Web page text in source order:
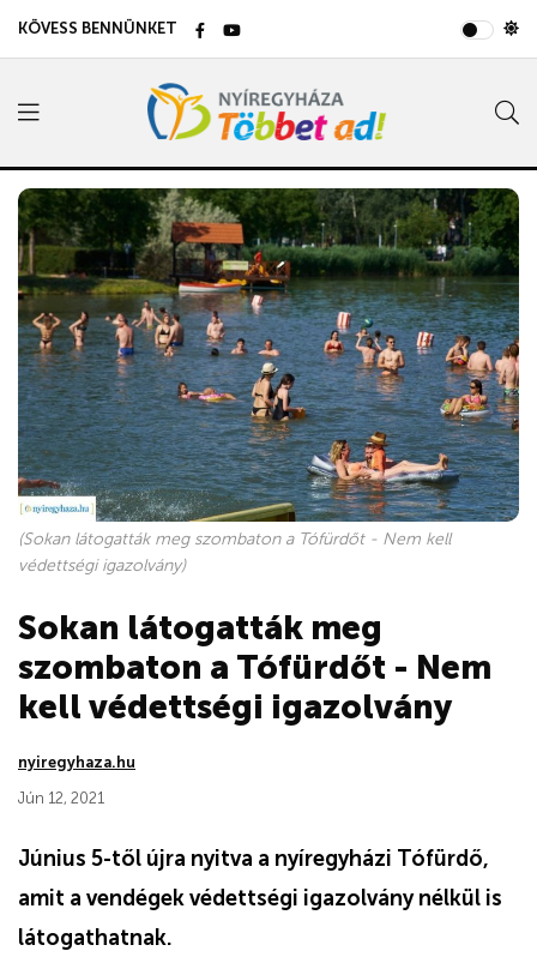
KÖVESS BENNÜNKET
(Sokan látogatták meg szombaton a Tófürdőt - Nem kell
védettségi igazolvány)
Sokan látogatták meg
szombaton a Tófürdőt - Nem
kell védettségi igazolvány
nyiregyhaza.hu
Jún 12, 2021
Június 5-től újra nyitva a nyíregyházi Tófürdő,
amit a vendégek védettségi igazolvány nélkül is
látogathatnak.